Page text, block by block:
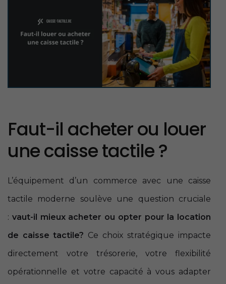
Faut-il acheter ou louer
une caisse tactile ?
L’équipement d’un commerce avec une caisse
tactile moderne soulève une question cruciale
: vaut-il mieux acheter ou opter pour la location
de caisse tactile? Ce choix stratégique impacte
directement votre trésorerie, votre flexibilité
opérationnelle et votre capacité à vous adapter